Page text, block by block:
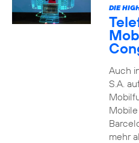
DIE
Auch
S.A.
mehr